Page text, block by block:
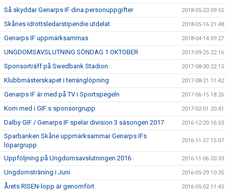
Så skyddar Genarps IF dina personuppgifter 2018-05-23 09:55
Skånes Idrottsledarstipendie utdelat 2018-05-16 21:48
Genarps IF uppmärksammas 2018-04-14 09:27
UNGDOMSAVSLUTNING SÖNDAG 1 OKTOBER 2017-09-25 22:16
Sponsorträff på Swedbank Stadion 2017-08-30 22:15
Klubbmästerskapet i terränglöpning 2017-08-21 11:42
Genarps IF är med på TV i Sportspegeln 2017-06-15 18:26
Kom med i GIF:s sponsorgrupp 2017-02-01 20:41
Dalby GIF / Genarps IF spelar division 3 säsongen 2017 2016-12-20 16:53
Sparbanken Skåne uppmärksammar Genarps IFs
löpargrupp
2016-11-27 15:07
Uppföljning på Ungdomsavslutningen 2016 2016-11-06 20:33
Ungdomsträning i Juni 2016-05-29 10:35
Årets RISEN-lopp är genomfört 2016-05-02 11:45